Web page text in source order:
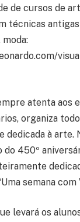
de cursos de
técnicas
atenta aos
organiza
dedicada à arte.
do 450º
semana com
levará os